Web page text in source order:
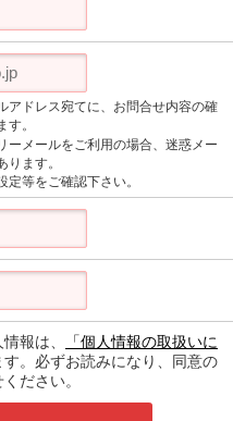
アドレス宛てに、お問合せ内容の確
。
ーメールをご利用の場合、迷惑メー
ります。
等をご確認下さい。
報は、
「個人情報の取扱いに
。必ずお読みになり、同意の
ださい。